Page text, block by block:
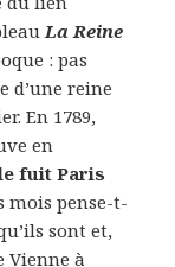
La Reine
: pas
d’une reine
En 1789,
en
fuit Paris
mois pense-t-
sont et,
Vienne à